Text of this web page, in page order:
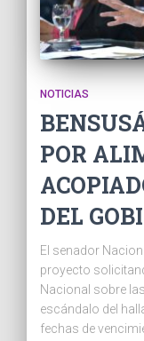
NOTICIAS
POR
DEL
El senador
proyecto
Nacional sobre
escándalo del
fechas de